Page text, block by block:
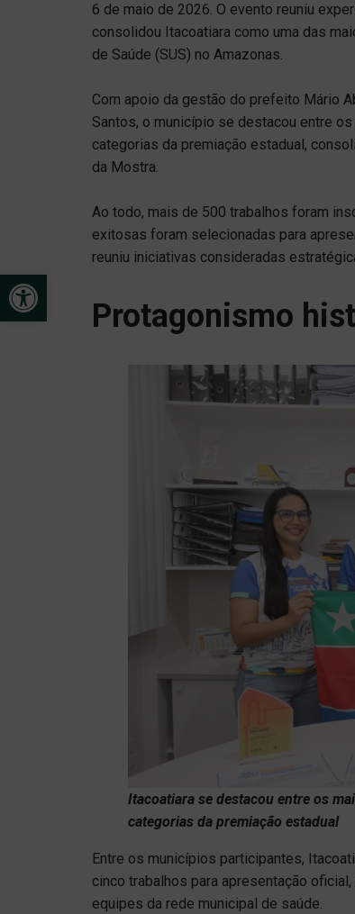
Open toolbar
6 de maio de 2026. O evento reuniu
consolidou Itacoatiara como uma das
de Saúde (SUS) no Amazonas.
Com apoio da gestão do prefeito Mário
Santos, o município se destacou entre
categorias da premiação estadual,
da Mostra.
Ao todo, mais de 500 trabalhos foram
exitosas foram selecionadas para
reuniu iniciativas consideradas
Protagonismo
Itacoatiara se destacou entre os
categorias da premiação estadual
Entre os municípios participantes,
cinco trabalhos para apresentação
equipes da rede municipal de saúde.